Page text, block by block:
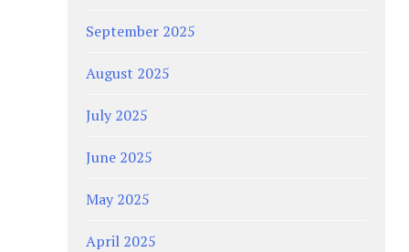
September 2025
August 2025
July 2025
June 2025
May 2025
April 2025